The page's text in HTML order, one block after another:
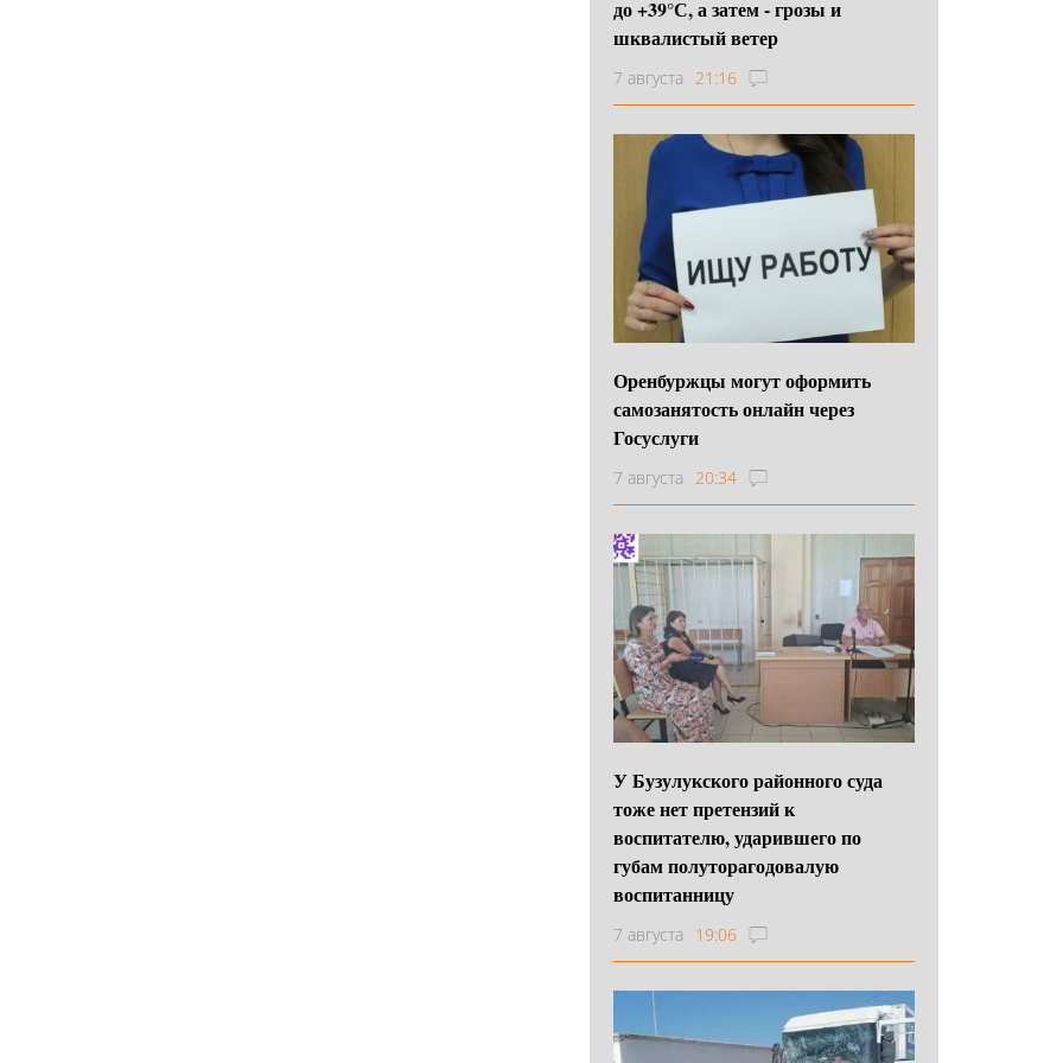
до +39°С, а затем - грозы и
шквалистый ветер
7 августа 21:16
Оренбуржцы могут оформить
самозанятость онлайн через
Госуслуги
7 августа 20:34
У Бузулукского районного суда
тоже нет претензий к
воспитателю, ударившего по
губам полуторагодовалую
воспитанницу
7 августа 19:06